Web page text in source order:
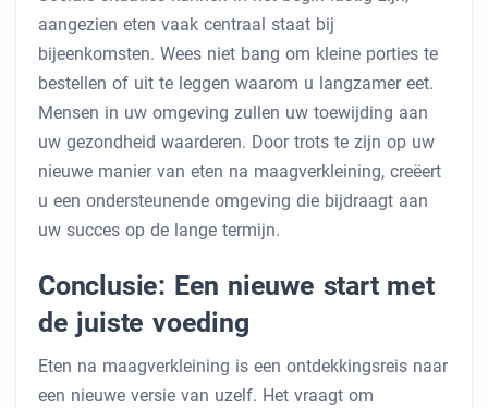
aangezien eten vaak centraal staat bij
bijeenkomsten. Wees niet bang om kleine porties te
bestellen of uit te leggen waarom u langzamer eet.
Mensen in uw omgeving zullen uw toewijding aan
uw gezondheid waarderen. Door trots te zijn op uw
nieuwe manier van eten na maagverkleining, creëert
u een ondersteunende omgeving die bijdraagt aan
uw succes op de lange termijn.
Conclusie: Een nieuwe start met
de juiste voeding
Eten na maagverkleining is een ontdekkingsreis naar
een nieuwe versie van uzelf. Het vraagt om